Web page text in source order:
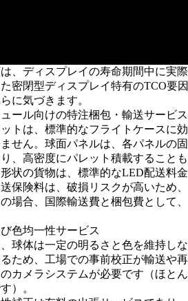
、ディスプレイの寿命期間中に実
密閉型ディスプレイ特有のTCO要
に気づきます。
ール向けの特注梱包・輸送サービス
トは、標準的なフライトケースに
せん。球面パネルは、各パネルの
、高密度にパレット積載すること
状の貨物は、標準的なLED配送料
保険料は、破損リスクが高いため
場合、国際輸送費と梱包費として
色均一性サービス
球体は一定の明るさと色を維持し
ため、工場での事前校正が輸送や
カメラシステムが必要です（ほと
）。